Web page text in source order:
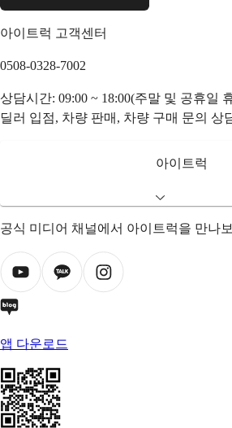
아이트럭 고객센터
0508-0328-7002
상담시간: 09:00 ~ 18:00(주말 및 공휴일
딜러 입점, 차량 판매, 차량 구매 문의 상
아이트럭
공식 미디어 채널에서 아이트럭을 만나
앱 다운로드